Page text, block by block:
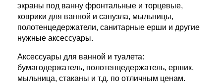
экраны под ванну фронтальные и торцевые,
коврики для ванной и санузла, мыльницы,
полотенцедержатели, санитарные ерши и другие
нужные аксессуары.
Аксессуары для ванной и туалета:
бумагодержатель, полотенцедержатель, ершик,
мыльница, стаканы и т.д. по отличным ценам.